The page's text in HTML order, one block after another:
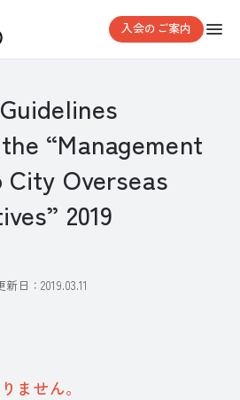
入会のご案内
“Management
Overseas
2019
新日：2019.03.11
ません。